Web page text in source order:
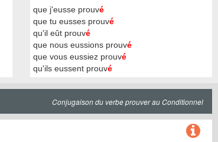
que j'eusse prouvé
que tu eusses prouvé
qu'il eût prouvé
que nous eussions prouvé
que vous eussiez prouvé
qu'ils eussent prouvé
Conjugaison du verbe prouver au Conditionnel